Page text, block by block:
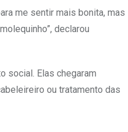
me sentir mais bonita, mas
declarou
social. Elas chegaram
ou tratamento das